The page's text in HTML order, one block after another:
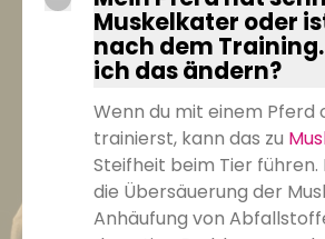
Muskelkater oder
nach dem
ich das ändern?
Wenn du mit einem Pferd
trainierst, kann das zu
Steifheit beim Tier führen.
die Übersäuerung der
Anhäufung von